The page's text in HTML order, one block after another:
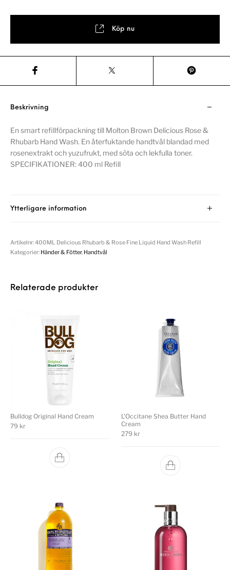
Köp nu
Beskrivning
En smart refillförpackning till Molton Brown Delicious Rose &
Rhubarb Hand Wash. En återfuktande handtvål blandad med
rosenextrakt och yuzufrukt, med söta och lekfulla toner.
SPECIFIKATIONER: 400 ml Refill
Ytterligare information
Artikelnr:400ML Delicious Rhubarb & Rose Fine Liquid Hand Wash Refill
Kategorier: Händer & Fötter, Handtvål
Relaterade produkter
Bulldog Original Hand Cream
79 kr
L'Occitane Shea Butter Hand
Cream
279 kr